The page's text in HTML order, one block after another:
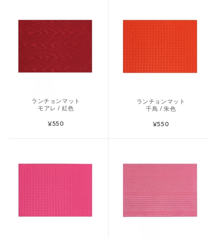
ランチョンマット
モアレ / 紅色
¥550
ランチョンマット
千鳥 / 朱色
¥550